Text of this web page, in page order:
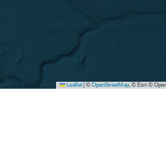
Leaflet © OpenStreetMap, © Esri ©